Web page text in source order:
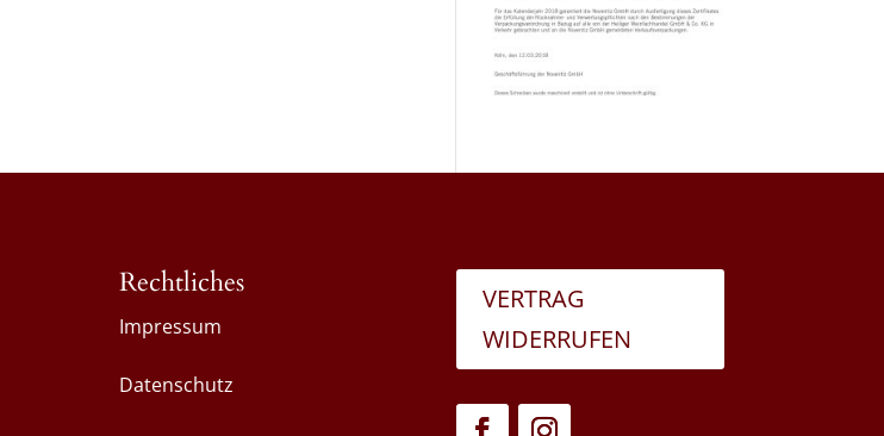
Rechtliches
Impressum
Datenschutz
VERTRAG
WIDERRUFEN